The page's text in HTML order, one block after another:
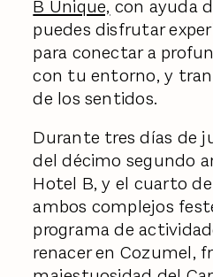
B Unique, con ayuda
puedes disfrutar
para conectar a
con tu entorno, y
de los sentidos.
Durante tres días de
del décimo segundo
Hotel B, y el cuarto
ambos complejos
programa de
renacer en Cozumel,